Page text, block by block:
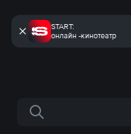
START:
онлайн -кинотеатр
Поиск по сайту